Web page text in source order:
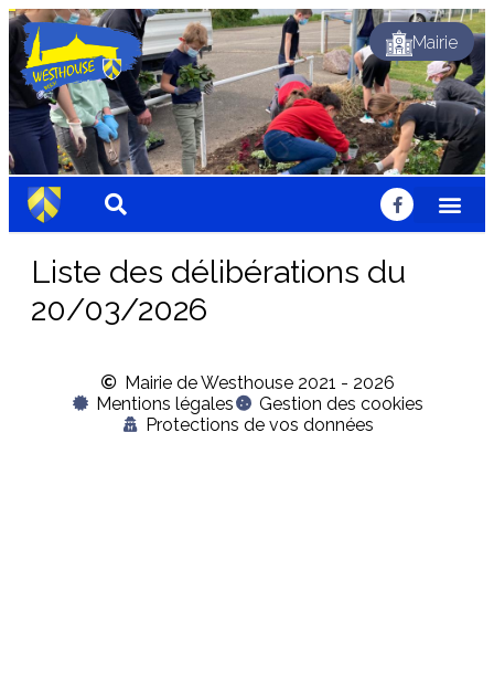
Mairie
Dynamique
Fleuri
Solidaire
Traditionnel
Festif
Sportif
Chaleureux
Accueillant
Nature
Dynamique
Fleuri
Solidaire
Traditionnel
Festif
Sportif
Chaleureux
Accueillant
Nature
Dynamique
Fleuri
Solidaire
Traditionnel
Festif
Sportif
Chaleureux
Accueillant
Nature
Liste des délibérations du
20/03/2026
Mairie de Westhouse 2021 - 2026
Mentions légales
Gestion des cookies
Protections de vos données